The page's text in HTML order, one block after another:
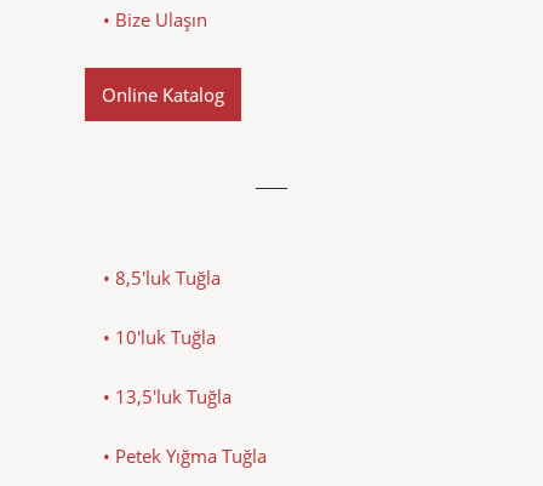
• Bize Ulaşın
Online Katalog
• 8,5'luk Tuğla
• 10'luk Tuğla
• 13,5'luk Tuğla
• Petek Yığma Tuğla